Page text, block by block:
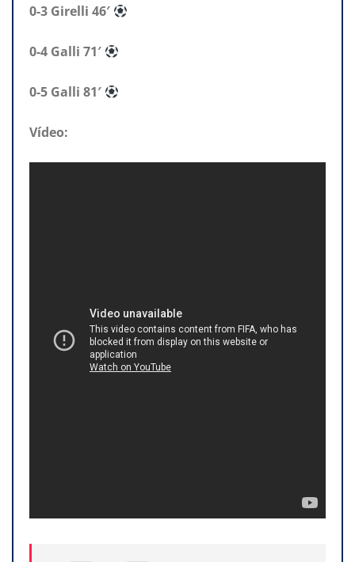
0-3 Girelli 46′
0-4 Galli 71′
0-5 Galli 81′
Vídeo: